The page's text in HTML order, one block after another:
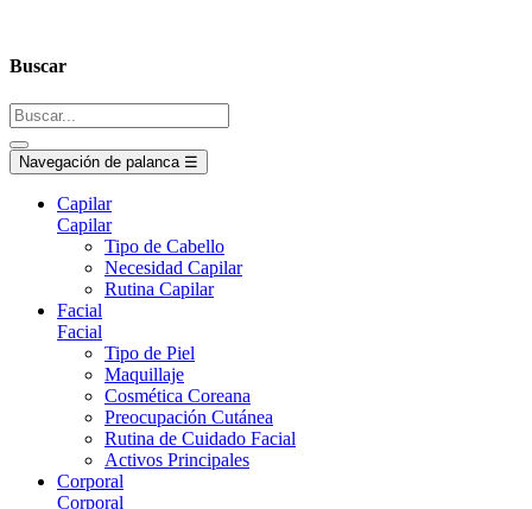
Buscar
Navegación de palanca ☰
Capilar
Capilar
Tipo de Cabello
Necesidad Capilar
Rutina Capilar
Facial
Facial
Tipo de Piel
Maquillaje
Cosmética Coreana
Preocupación Cutánea
Rutina de Cuidado Facial
Activos Principales
Corporal
Corporal